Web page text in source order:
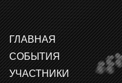
ГЛАВНАЯ
СОБЫТИЯ
УЧАСТНИКИ